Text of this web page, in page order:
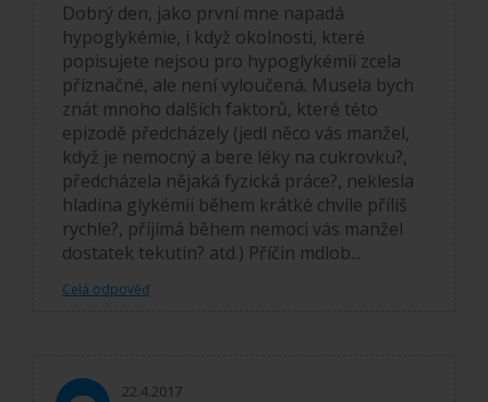
Dobrý den, jako první mne napadá
hypoglykémie, i když okolnosti, které
popisujete nejsou pro hypoglykémii zcela
příznačné, ale není vyloučená. Musela bych
znát mnoho dalších faktorů, které této
epizodě předcházely (jedl něco vás manžel,
když je nemocný a bere léky na cukrovku?,
předcházela nějaká fyzická práce?, neklesla
hladina glykémii během krátké chvíle příliš
rychle?, přijímá během nemoci vás manžel
dostatek tekutin? atd.) Příčin mdlob...
Celá odpověď
22.4.2017